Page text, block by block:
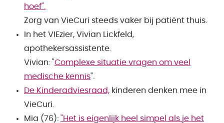
hoef".
Zorg van VieCuri steeds vaker bij patiënt thuis.
In het VIEzier, Vivian Lickfeld,
apothekersassistente.
Vivian: "Complexe situatie vragen om veel
medische kennis".
De Kinderadviesraad, kinderen denken mee in
VieCuri.
Mia (76): "Het is eigenlijk heel simpel als je het